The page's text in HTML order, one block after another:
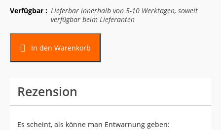
Verfügbar : Lieferbar innerhalb von 5-10 Werktagen, soweit
verfügbar beim Lieferanten
In den Warenkorb
Rezension
Es scheint, als könne man Entwarnung geben: